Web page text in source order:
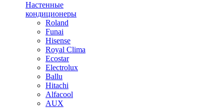
Настенные
кондиционеры
Roland
Funai
Hisense
Royal Clima
Ecostar
Electrolux
Ballu
Hitachi
Alfacool
AUX